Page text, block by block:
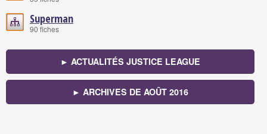
Superman
90 fiches
► ACTUALITÉS JUSTICE LEAGUE
► ARCHIVES DE AOÛT 2016